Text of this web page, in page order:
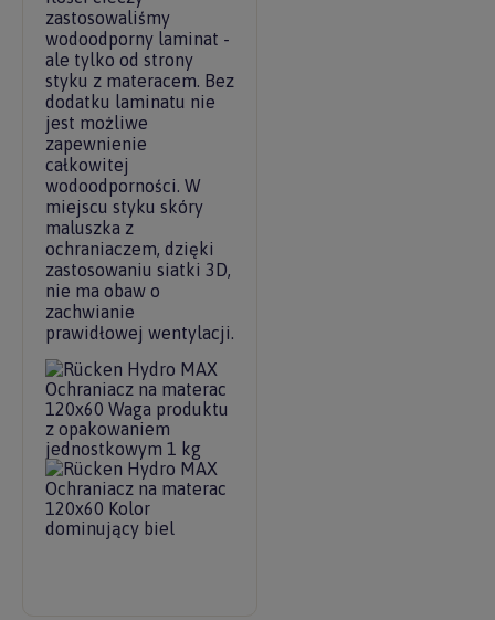
zastosowaliśmy
wodoodporny laminat -
ale tylko od strony
styku z materacem. Bez
dodatku laminatu nie
jest możliwe
zapewnienie
całkowitej
wodoodporności. W
miejscu styku skóry
maluszka z
ochraniaczem, dzięki
zastosowaniu siatki 3D,
nie ma obaw o
zachwianie
prawidłowej wentylacji.